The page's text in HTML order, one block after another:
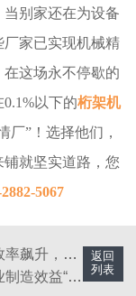
别家还在为设备
家已实现机械精
这场永不停歇的
以下的桁架机
厂”！选择他们，
就坚实道路，您
5067
返回
列表
大幅降低！
益“加码”